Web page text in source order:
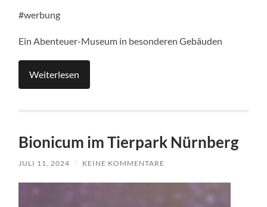
#werbung
Ein Abenteuer-Museum in besonderen Gebäuden
Weiterlesen
Bionicum im Tierpark Nürnberg
JULI 11, 2024 / KEINE KOMMENTARE